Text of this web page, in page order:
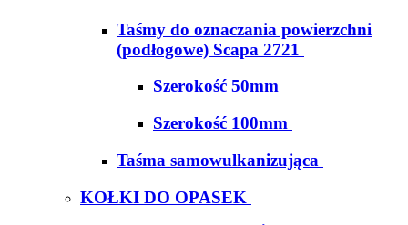
Taśmy do oznaczania powierzchni
(podłogowe) Scapa 2721
Szerokość 50mm
Szerokość 100mm
Taśma samowulkanizująca
KOŁKI DO OPASEK